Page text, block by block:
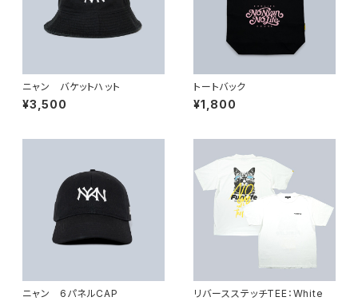
ニャン バケットハット
¥3,500
トートバック
¥1,800
ニャン 6パネルCAP リバースステッチTEE：White